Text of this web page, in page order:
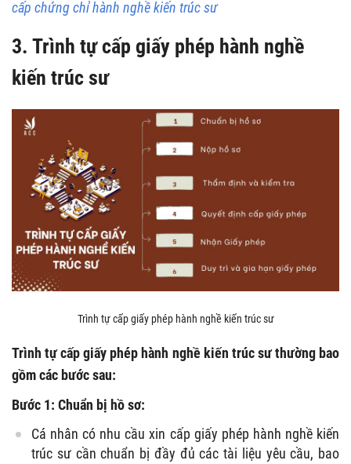
cấp chứng chỉ hành nghề kiến trúc sư
3. Trình tự cấp giấy phép hành nghề
kiến trúc sư
Trình tự cấp giấy phép hành nghề kiến trúc sư
Trình tự cấp giấy phép hành nghề kiến trúc sư thường bao
gồm các bước sau:
Bước 1: Chuẩn bị hồ sơ:
Cá nhân có nhu cầu xin cấp giấy phép hành nghề kiến
trúc sư cần chuẩn bị đầy đủ các tài liệu yêu cầu, bao